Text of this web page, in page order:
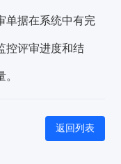
单据在系统中有完
控评审进度和结
返回列表